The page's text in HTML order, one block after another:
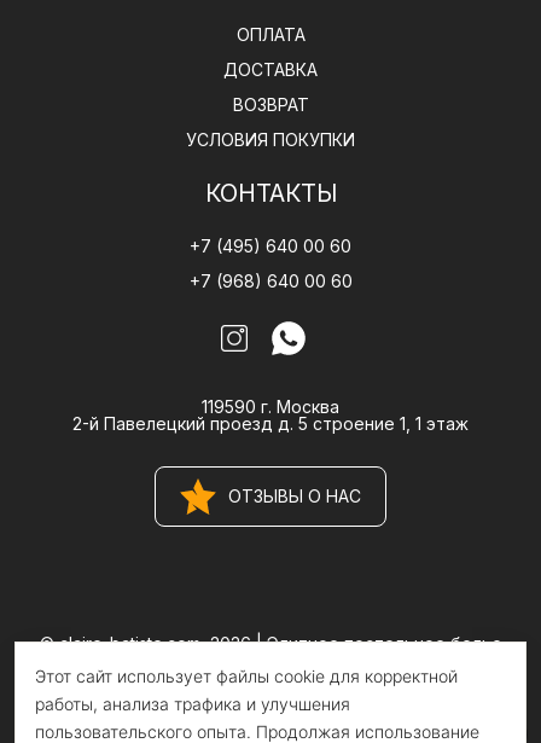
ОПЛАТА
ДОСТАВКА
ВОЗВРАТ
УСЛОВИЯ ПОКУПКИ
КОНТАКТЫ
+7 (495) 640 00 60
+7 (968) 640 00 60
119590 г. Москва
2-й Павелецкий проезд д. 5 строение 1, 1 этаж
ОТЗЫВЫ О НАС
© claire-batiste.com, 2026 |Элитное постельное белье
Информация на сайте носит информационный характер и не
является публичной офертой
Этот сайт использует файлы cookie для корректной
работы, анализа трафика и улучшения
пользовательского опыта. Продолжая использование